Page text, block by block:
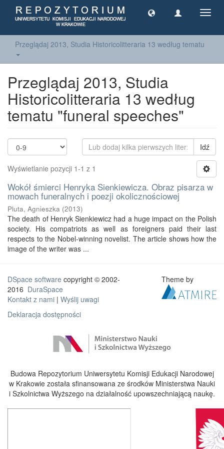
Przeglądaj 2013, Studia Historicolitteraria 13 według tematu
Przeglądaj 2013, Studia
Historicolitteraria 13 według
tematu "funeral speeches"
Idź
Wyświetlanie pozycji 1-1 z 1
Wokół śmierci Henryka Sienkiewicza. Obraz pisarza w
mowach funeralnych i poezji okolicznościowej
Pluta, Agnieszka (2013)
The death of Henryk Sienkiewicz had a huge impact on the Polish
society. His compatriots as well as foreigners paid their last
respects to the Nobel-winning novelist. The article shows how the
image of the writer was ...
DSpace software copyright © 2002-
2016 DuraSpace
Kontakt z nami | Wyślij uwagi
Deklaracja dostępności
Theme by
Budowa Repozytorium Uniwersytetu Komisji Edukacji Narodowej
w Krakowie została sfinansowana ze środków Ministerstwa Nauki
i Szkolnictwa Wyższego na działalność upowszechniającą naukę.